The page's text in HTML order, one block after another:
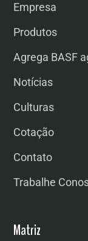
Empresa
Produtos
Agrega BASF
Notícias
Culturas
Cotação
Contato
Trabalhe
Matriz